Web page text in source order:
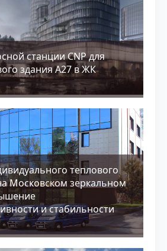
станции CNP для
здания А27 в ЖК
теплового
Московском зеркальном
и стабильности